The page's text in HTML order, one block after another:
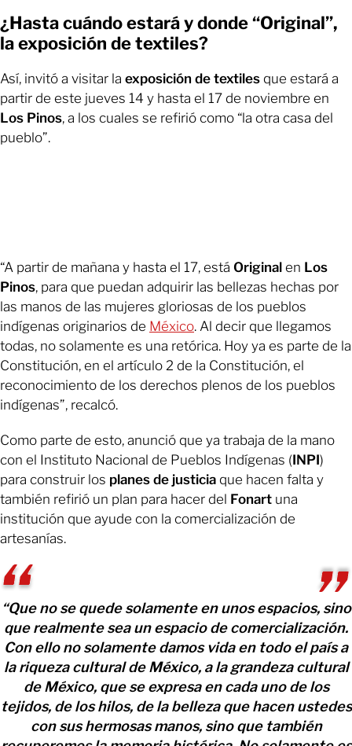
¿Hasta cuándo estará y donde “Original”,
la exposición de textiles?
Así, invitó a visitar la exposición de textiles que estará a
partir de este jueves 14 y hasta el 17 de noviembre en
Los Pinos, a los cuales se refirió como “la otra casa del
pueblo”.
“A partir de mañana y hasta el 17, está Original en Los
Pinos, para que puedan adquirir las bellezas hechas por
las manos de las mujeres gloriosas de los pueblos
indígenas originarios de México. Al decir que llegamos
todas, no solamente es una retórica. Hoy ya es parte de la
Constitución, en el artículo 2 de la Constitución, el
reconocimiento de los derechos plenos de los pueblos
indígenas”, recalcó.
Como parte de esto, anunció que ya trabaja de la mano
con el Instituto Nacional de Pueblos Indígenas (INPI)
para construir los planes de justicia que hacen falta y
también refirió un plan para hacer del Fonart una
institución que ayude con la comercialización de
artesanías.
“Que no se quede solamente en unos espacios, sino
que realmente sea un espacio de comercialización.
Con ello no solamente damos vida en todo el país a
la riqueza cultural de México, a la grandeza cultural
de México, que se expresa en cada uno de los
tejidos, de los hilos, de la belleza que hacen ustedes
con sus hermosas manos, sino que también